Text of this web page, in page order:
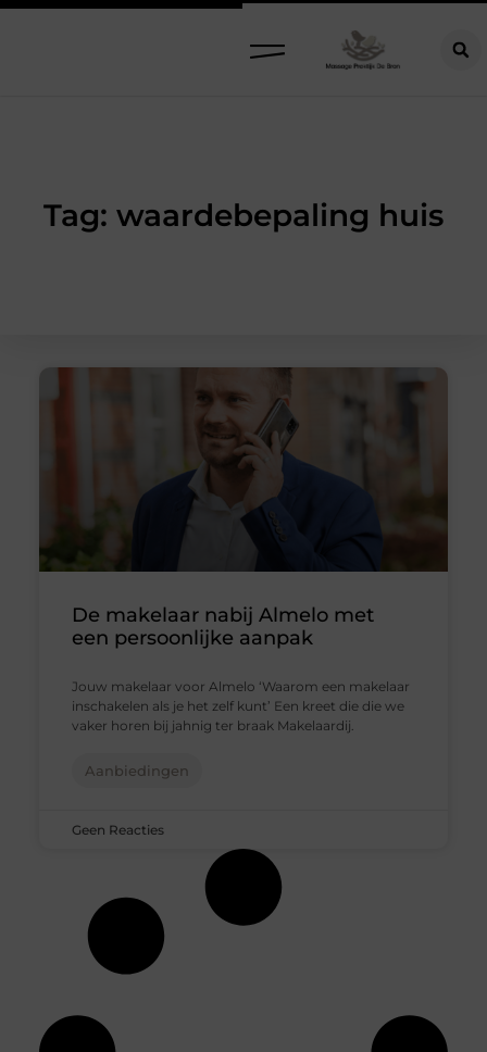
Tag: waardebepaling huis
De makelaar nabij Almelo met
een persoonlijke aanpak
Jouw makelaar voor Almelo ‘Waarom een makelaar
inschakelen als je het zelf kunt’ Een kreet die die we
vaker horen bij jahnig ter braak Makelaardij.
Aanbiedingen
Geen Reacties